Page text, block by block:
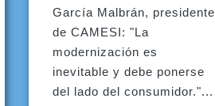
García Malbrán, presidente
de CAMESI: "La
modernización es
inevitable y debe ponerse
del lado del consumidor."...